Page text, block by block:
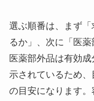
選ぶ順番は、まず
るか」、次に「医薬
医薬部外品は有効
示されているため
の目安になります